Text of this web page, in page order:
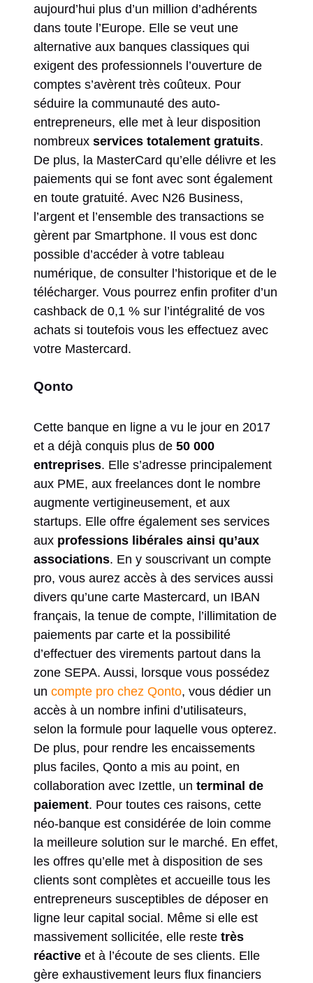
aujourd’hui plus d’un million d’adhérents
dans toute l’Europe. Elle se veut une
alternative aux banques classiques qui
exigent des professionnels l’ouverture de
comptes s’avèrent très coûteux. Pour
séduire la communauté des auto-
entrepreneurs, elle met à leur disposition
nombreux services totalement gratuits.
De plus, la MasterCard qu’elle délivre et les
paiements qui se font avec sont également
en toute gratuité. Avec N26 Business,
l’argent et l’ensemble des transactions se
gèrent par Smartphone. Il vous est donc
possible d’accéder à votre tableau
numérique, de consulter l’historique et de le
télécharger. Vous pourrez enfin profiter d’un
cashback de 0,1 % sur l’intégralité de vos
achats si toutefois vous les effectuez avec
votre Mastercard.
Qonto
Cette banque en ligne a vu le jour en 2017
et a déjà conquis plus de 50 000
entreprises. Elle s’adresse principalement
aux PME, aux freelances dont le nombre
augmente vertigineusement, et aux
startups. Elle offre également ses services
aux professions libérales ainsi qu’aux
associations. En y souscrivant un compte
pro, vous aurez accès à des services aussi
divers qu’une carte Mastercard, un IBAN
français, la tenue de compte, l’illimitation de
paiements par carte et la possibilité
d’effectuer des virements partout dans la
zone SEPA. Aussi, lorsque vous possédez
un compte pro chez Qonto, vous dédier un
accès à un nombre infini d’utilisateurs,
selon la formule pour laquelle vous opterez.
De plus, pour rendre les encaissements
plus faciles, Qonto a mis au point, en
collaboration avec Izettle, un terminal de
paiement. Pour toutes ces raisons, cette
néo-banque est considérée de loin comme
la meilleure solution sur le marché. En effet,
les offres qu’elle met à disposition de ses
clients sont complètes et accueille tous les
entrepreneurs susceptibles de déposer en
ligne leur capital social. Même si elle est
massivement sollicitée, elle reste très
réactive et à l’écoute de ses clients. Elle
gère exhaustivement leurs flux financiers